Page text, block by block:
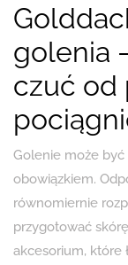
golenia
czuć od
Golenie może
obowiązkiem.
równomiernie
przygotować
akcesorium, które